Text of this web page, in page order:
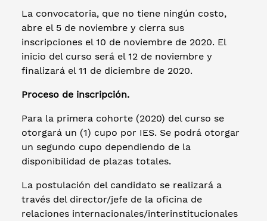
La convocatoria, que no tiene ningún costo,
abre el 5 de noviembre y cierra sus
inscripciones el 10 de noviembre de 2020. El
inicio del curso será el 12 de noviembre y
finalizará el 11 de diciembre de 2020.
Proceso de inscripción.
Para la primera cohorte (2020) del curso se
otorgará un (1) cupo por IES. Se podrá otorgar
un segundo cupo dependiendo de la
disponibilidad de plazas totales.
La postulación del candidato se realizará a
través del director/jefe de la oficina de
relaciones internacionales/interinstitucionales